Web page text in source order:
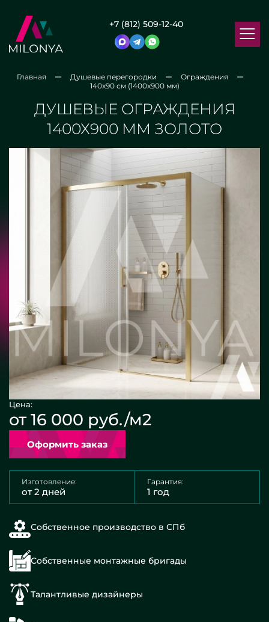
+7 (812) 509-12-40
Главная Душевые перегородки
Ограждения
140x90 см (1400x900 мм)
ДУШЕВЫЕ ОГРАЖДЕНИЯ
1400Х900 ММ ЗОЛОТО
Цена:
от 16 000 руб./м2
Оформить заказ
Изготовление:
от 2 дней
Гарантия:
1 год
Собственное производство в СПб
Собственные монтажные бригады
Талантливые дизайнеры